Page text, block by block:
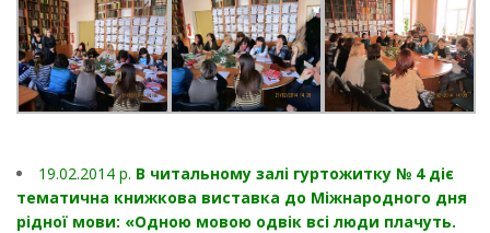
19.02.2014 p. В читальному залі гуртожитку № 4 діє
тематична книжкова виставка до Міжнародного дня
рідної мови: «Одною мовою одвік всі люди плачуть.